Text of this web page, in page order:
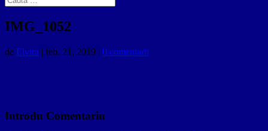
IMG_1052
de Elvira | feb. 21, 2019 | 0 comentarii
Introdu Comentariu